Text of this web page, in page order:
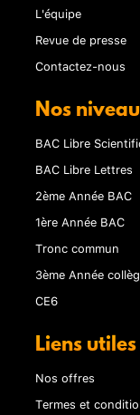
L'équipe
Revue de presse
Contactez-nous
Nos
BAC Libre
BAC Libre Lettres
2ème Année BAC
1ère Année BAC
Tronc commun
3ème Année
CE6
Liens utiles
Nos offres
Termes et